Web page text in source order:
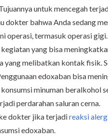
untuk mencegah
dokter bahwa Anda sedang
operasi, termasuk operasi gigi.
yang bisa
yang melibatkan kontak fisik.
edoxaban bisa
minuman beralkohol
perdarahan saluran cerna.
dokter jika terjadireaksi
edoxaban.